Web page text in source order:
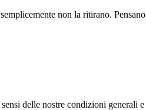
non la ritirano. Pensano
delle nostre condizioni generali e